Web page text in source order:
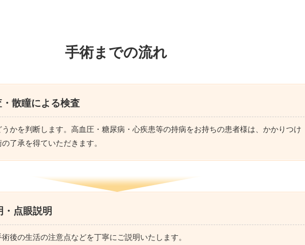
手術までの流れ
散瞳による検査
かを判断します。高血圧・糖尿病・心疾患等の持病をお持ちの患者様は、かかりつけ
了承を得ていただきます。
点眼説明
後の生活の注意点などを丁寧にご説明いたします。